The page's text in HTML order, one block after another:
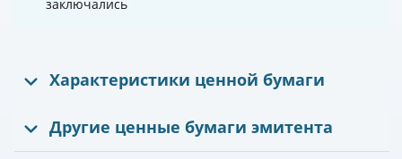
заключались
Характеристики ценной бумаги
Другие ценные бумаги эмитента